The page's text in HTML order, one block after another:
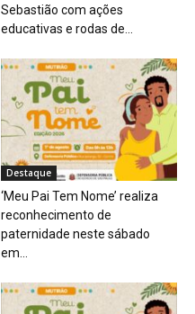
Sebastião com ações
educativas e rodas de...
Destaque
‘Meu Pai Tem Nome’ realiza
reconhecimento de
paternidade neste sábado
em...